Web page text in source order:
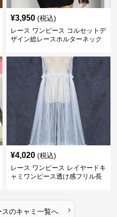
¥3,950 (税込)
レース ワンピース コルセットデ
ザイン総レースホルターネック
¥4,020 (税込)
レース ワンピース レイヤードキ
ャミワンピース透け感フリル長
のキャミ 一覧へ ›